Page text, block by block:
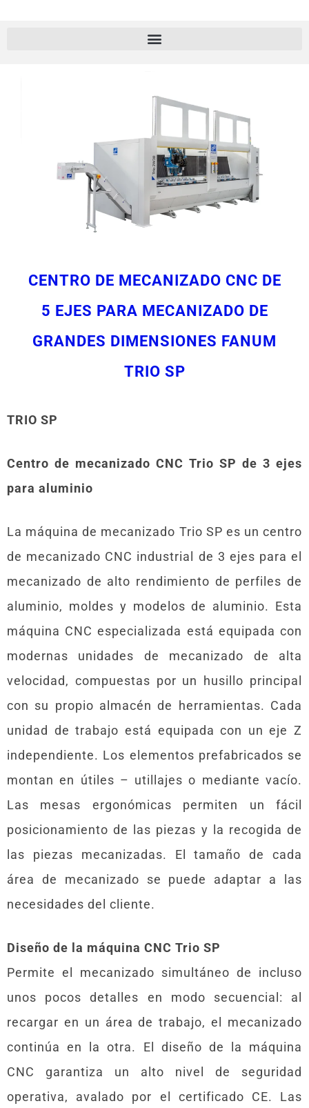
CENTRO DE MECANIZADO CNC DE
5 EJES PARA MECANIZADO DE
GRANDES DIMENSIONES FANUM
TRIO SP
TRIO SP
Centro de mecanizado CNC Trio SP de 3 ejes
para aluminio
La máquina de mecanizado Trio SP es un centro
de mecanizado CNC industrial de 3 ejes para el
mecanizado de alto rendimiento de perfiles de
aluminio, moldes y modelos de aluminio. Esta
máquina CNC especializada está equipada con
modernas unidades de mecanizado de alta
velocidad, compuestas por un husillo principal
con su propio almacén de herramientas. Cada
unidad de trabajo está equipada con un eje Z
independiente. Los elementos prefabricados se
montan en útiles – utillajes o mediante vacío.
Las mesas ergonómicas permiten un fácil
posicionamiento de las piezas y la recogida de
las piezas mecanizadas. El tamaño de cada
área de mecanizado se puede adaptar a las
necesidades del cliente.
Diseño de la máquina CNC Trio SP
Permite el mecanizado simultáneo de incluso
unos pocos detalles en modo secuencial: al
recargar en un área de trabajo, el mecanizado
continúa en la otra. El diseño de la máquina
CNC garantiza un alto nivel de seguridad
operativa, avalado por el certificado CE. Las